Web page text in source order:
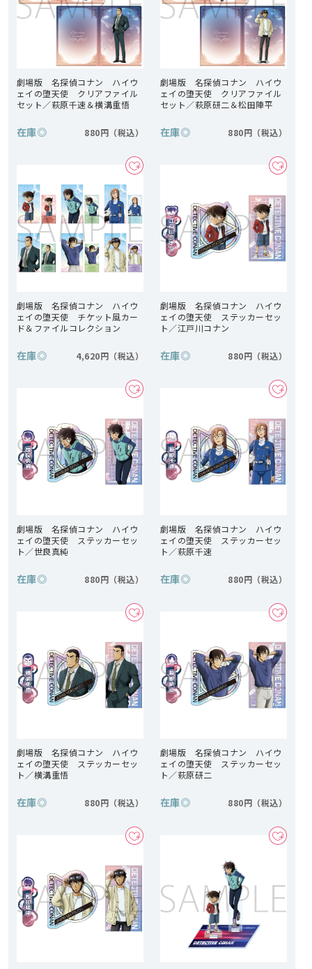
劇場版 名探偵コナン ハイウ
ェイの堕天使 クリアファイル
セット／萩原千速＆横溝重悟
在庫◎ 880円
劇場版 名探偵コナン ハイウ
ェイの堕天使 クリアファイル
セット／萩原研二＆松田陣平
在庫◎ 880円
劇場版 名探偵コナン ハイウ
ェイの堕天使 チケット風カー
ド＆ファイルコレクション
在庫◎ 4,620円
劇場版 名探偵コナン ハイウ
ェイの堕天使 ステッカーセッ
ト／江戸川コナン
在庫◎ 880円
劇場版 名探偵コナン ハイウ
ェイの堕天使 ステッカーセッ
ト／世良真純
在庫◎ 880円
劇場版 名探偵コナン ハイウ
ェイの堕天使 ステッカーセッ
ト／萩原千速
在庫◎ 880円
劇場版 名探偵コナン ハイウ
ェイの堕天使 ステッカーセッ
ト／横溝重悟
在庫◎ 880円
劇場版 名探偵コナン ハイウ
ェイの堕天使 ステッカーセッ
ト／萩原研二
在庫◎ 880円